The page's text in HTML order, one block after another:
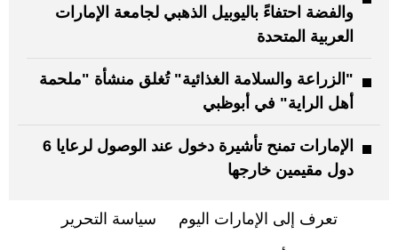
والفضة احتفاءً باليوبيل الذهبي لجامعة الإمارات
العربية المتحدة
"الزراعة والسلامة الغذائية" تُغلق منشأة "ملحمة
أهل الراية" في أبوظبي
الإمارات تمنح تأشيرة دخول عند الوصول لرعايا 6
دول مقيمين خارجها
تعرف إلى الإمارات اليوم سياسة التحرير